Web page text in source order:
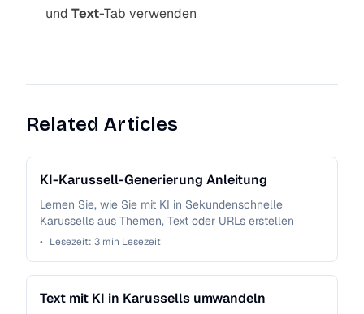
und Text-Tab verwenden
Related Articles
KI-Karussell-Generierung Anleitung
Lernen Sie, wie Sie mit KI in Sekundenschnelle
Karussells aus Themen, Text oder URLs erstellen
• Lesezeit: 3 min Lesezeit
Text mit KI in Karussells umwandeln